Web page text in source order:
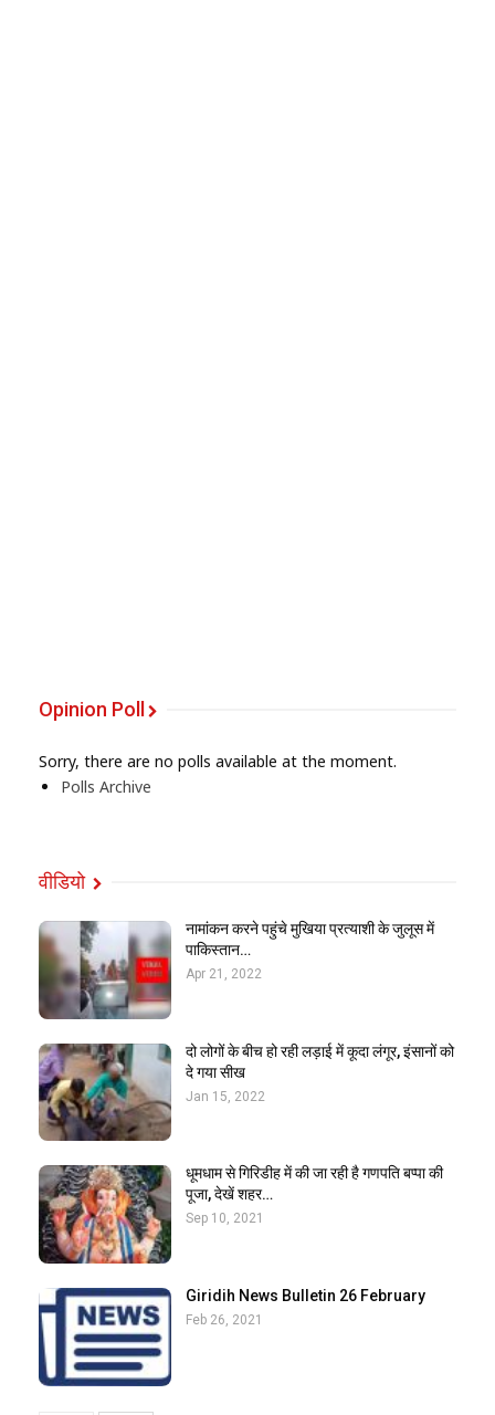
Opinion Poll
Sorry, there are no polls available at the moment.
Polls Archive
वीडियो
नामांकन करने पहुंचे मुखिया प्रत्याशी के जुलूस में
पाकिस्तान…
Apr 21, 2022
दो लोगों के बीच हो रही लड़ाई में कूदा लंगूर, इंसानों को
दे गया सीख
Jan 15, 2022
धूमधाम से गिरिडीह में की जा रही है गणपति बप्पा की
पूजा, देखें शहर…
Sep 10, 2021
Giridih News Bulletin 26 February
Feb 26, 2021